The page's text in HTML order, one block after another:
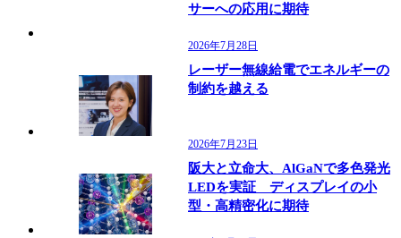
サーへの応用に期待
2026年7月28日
レーザー無線給電でエネルギーの
制約を越える
2026年7月23日
阪大と立命大、AlGaNで多色発光
LEDを実証 ディスプレイの小
型・高精密化に期待